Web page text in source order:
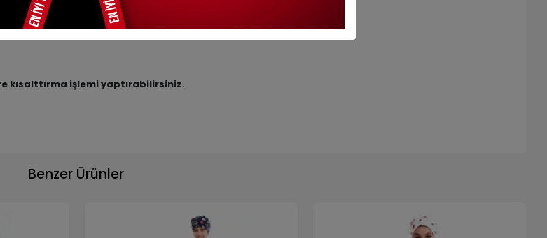
kısalttırma işlemi yaptırabilirsiniz.
Benzer Ürünler